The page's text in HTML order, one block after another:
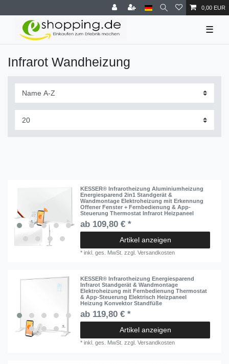
0,00 EUR
☰
Infrarot Wandheizung
KESSER® Infrarotheizung Aluminiumheizung
Energiesparend 2in1 Standgerät &
Wandmontage Elektroheizung mit Erkennung
Offener Fenster + Fernbedienung & App-
Steuerung Thermostat Infrarot Heizpaneel
ab 109,80 € *
Artikel anzeigen
*inkl. ges. MwSt. zzgl.Versandkosten
KESSER® Infrarotheizung Energiesparend
Infrarot Standgerät & Wandmontage
Elektroheizung mit Fernbedienung Thermostat
& App-Steuerung Elektrisch Heizpaneel
Heizung Konvektor Standfüße
ab 119,80 € *
Artikel anzeigen
*inkl. ges. MwSt. zzgl.Versandkosten